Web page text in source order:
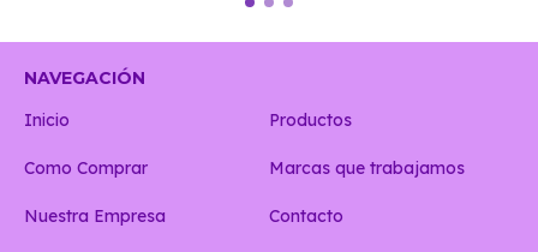
NAVEGACIÓN
Inicio
Productos
Como Comprar Marcas que trabajamos
Nuestra Empresa Contacto